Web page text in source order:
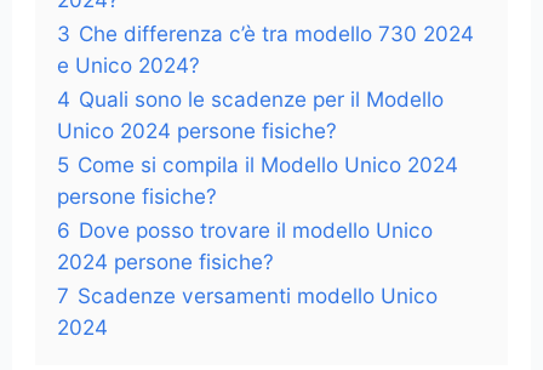
3 Che differenza c’è tra modello 730 2024
e Unico 2024?
4 Quali sono le scadenze per il Modello
Unico 2024 persone fisiche?
5 Come si compila il Modello Unico 2024
persone fisiche?
6 Dove posso trovare il modello Unico
2024 persone fisiche?
7 Scadenze versamenti modello Unico
2024